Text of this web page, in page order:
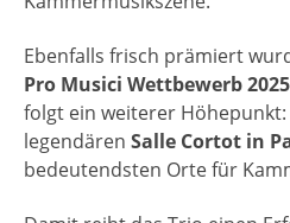
Ebenfalls frisch prämiert
Pro Musici Wettbewerb 2025
folgt ein weiterer
legendären Salle Cortot in
bedeutendsten Orte für